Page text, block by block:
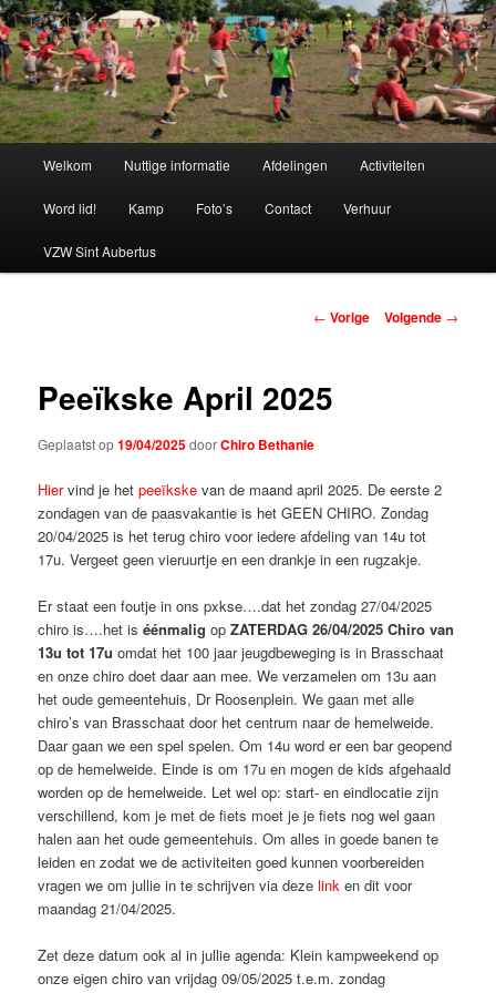
Spring
naar
de
primaire
inhoudChiro Bethanie
Welkom Nuttige informatie Afdelingen Activiteiten
Word lid! Kamp Foto’s Contact Verhuur
VZW Sint Aubertus
Berichtnavigatie
← Vorige Volgende →
Peeïkske April 2025
Geplaatst op19/04/2025doorChiro Bethanie
Hiervind je het peeïkske van de maand april 2025. De eerste 2
zondagen van de paasvakantie is het GEEN CHIRO. Zondag
20/04/2025 is het terug chiro voor iedere afdeling van 14u tot
17u. Vergeet geen vieruurtje en een drankje in een rugzakje.
Er staat een foutje in ons pxkse….dat het zondag 27/04/2025
chiro is….het iséénmalig opZATERDAG 26/04/2025 Chiro van
13u tot 17u omdat het 100 jaar jeugdbeweging is in Brasschaat
en onze chiro doet daar aan mee. We verzamelen om 13u aan
het oude gemeentehuis, Dr Roosenplein. We gaan met alle
chiro’s van Brasschaat door het centrum naar de hemelweide.
Daar gaan we een spel spelen. Om 14u word er een bar geopend
op de hemelweide. Einde is om 17u en mogen de kids afgehaald
worden op de hemelweide. Let wel op: start- en eindlocatie zijn
verschillend, kom je met de fiets moet je je fiets nog wel gaan
halen aan het oude gemeentehuis. Om alles in goede banen te
leiden en zodat we de activiteiten goed kunnen voorbereiden
vragen we om jullie in te schrijven via dezelink en dit voor
maandag 21/04/2025.
Zet deze datum ook al in jullie agenda: Klein kampweekend op
onze eigen chiro van vrijdag 09/05/2025 t.e.m. zondag